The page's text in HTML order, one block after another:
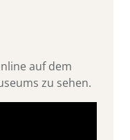
auf dem
zu sehen.